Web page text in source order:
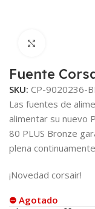
Fuente
SKU: CP-9020236-
Las fuentes de
alimentar su nuevo
80 PLUS Bronze
plena
¡Novedad corsair!
⛔ Agotado